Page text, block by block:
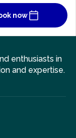
now
enthusiasts in
and expertise.